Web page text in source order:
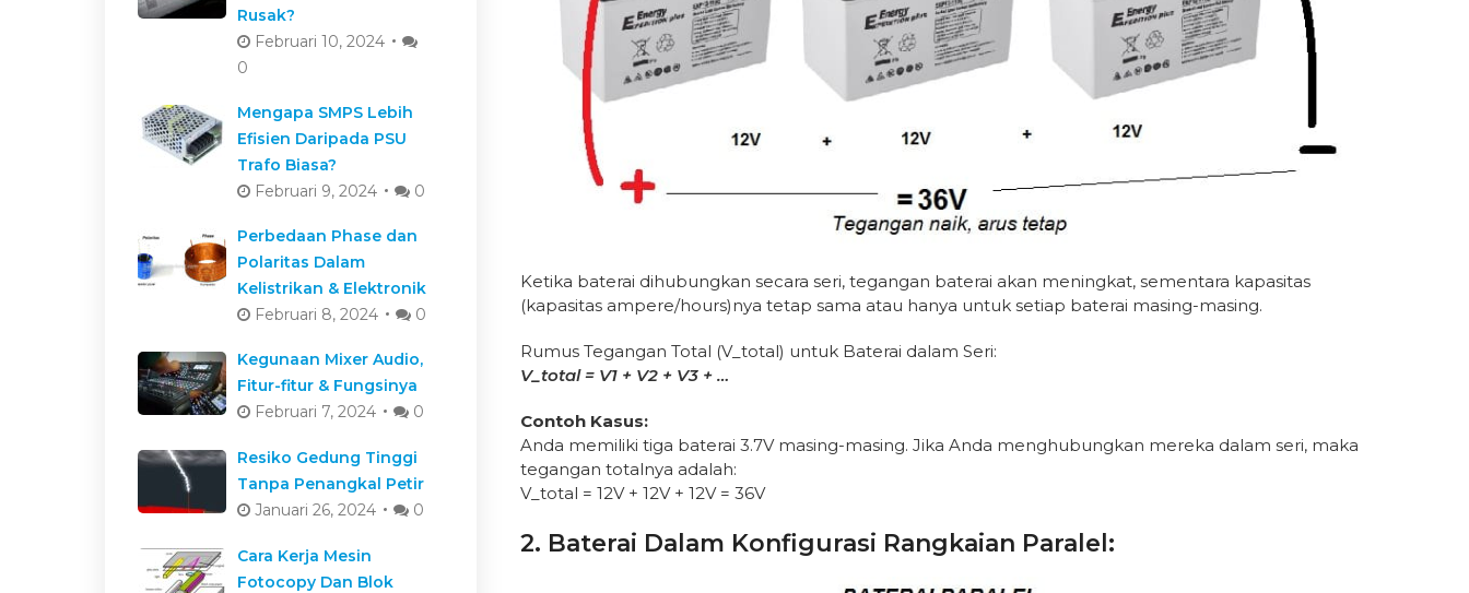
Ketika baterai dihubungkan secara seri, tegangan baterai akan meningkat, sementara kapasitas
(kapasitas ampere/hours)nya tetap sama atau hanya untuk setiap baterai masing-masing.
Rumus Tegangan Total (V_total) untuk Baterai dalam Seri:
V_total = V1 + V2 + V3 + …
Contoh Kasus:
Anda memiliki tiga baterai 3.7V masing-masing. Jika Anda menghubungkan mereka dalam seri, maka
tegangan totalnya adalah:
V_total = 12V + 12V + 12V = 36V
2. Baterai Dalam Konfigurasi Rangkaian Paralel:
Rusak?
Februari 10, 2024
0
Mengapa SMPS Lebih
Efisien Daripada PSU
Trafo Biasa?
Februari 9, 2024
0
Perbedaan Phase dan
Polaritas Dalam
Kelistrikan & Elektronik
Februari 8, 2024
0
Kegunaan Mixer Audio,
Fitur-fitur & Fungsinya
Februari 7, 2024
0
Resiko Gedung Tinggi
Tanpa Penangkal Petir
Januari 26, 2024
0
Cara Kerja Mesin
Fotocopy Dan Blok